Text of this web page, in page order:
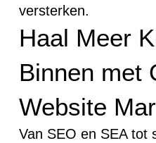
versterken.
Haal Meer
Binnen met
Website
Van SEO en SEA tot